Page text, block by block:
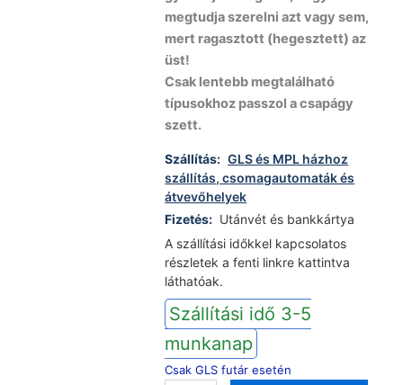
megtudja szerelni azt vagy sem,
mert ragasztott (hegesztett) az
üst!
Csak lentebb megtalálható
típusokhoz passzol a csapágy
szett.
Szállítás: GLS és MPL házhoz
szállítás, csomagautomaták és
átvevőhelyek
Fizetés: Utánvét és bankkártya
A szállítási időkkel kapcsolatos
részletek a fenti linkre kattintva
láthatóak.
Szállítási idő 3-5
munkanap
Csak GLS futár esetén